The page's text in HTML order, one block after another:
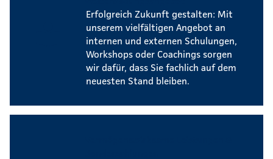
Erfolgreich Zukunft gestalten: Mit
unserem vielfältigen Angebot an
internen und externen Schulungen,
Workshops oder Coachings sorgen
wir dafür, dass Sie fachlich auf dem
neuesten Stand bleiben.